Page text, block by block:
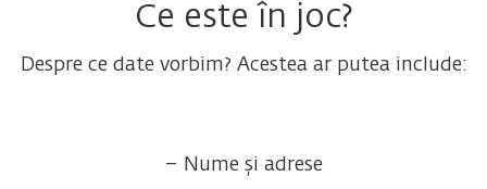
Ce este în joc?
Despre ce date vorbim? Acestea ar putea include:
– Nume și adrese